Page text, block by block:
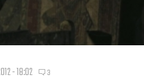
- 18:02 3